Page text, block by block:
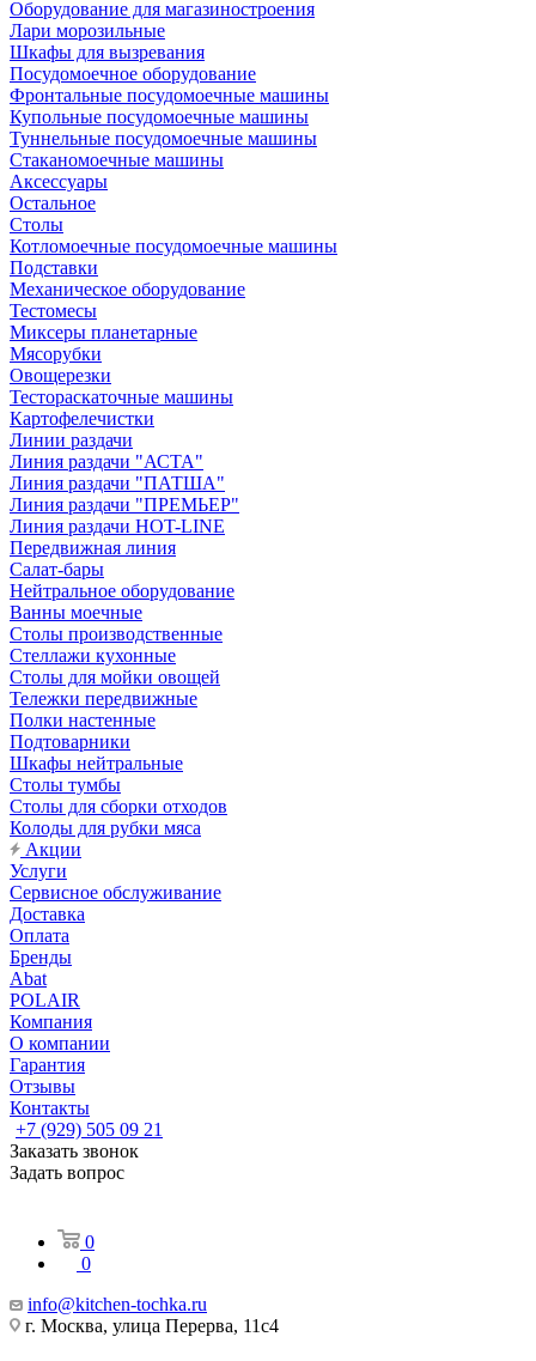
Оборудование для магазиностроения
Лари морозильные
Шкафы для вызревания
Посудомоечное оборудование
Фронтальные посудомоечные машины
Купольные посудомоечные машины
Туннельные посудомоечные машины
Стаканомоечные машины
Аксессуары
Остальное
Столы
Котломоечные посудомоечные машины
Подставки
Механическое оборудование
Тестомесы
Миксеры планетарные
Мясорубки
Овощерезки
Тестораскаточные машины
Картофелечистки
Линии раздачи
Линия раздачи "АСТА"
Линия раздачи "ПАТША"
Линия раздачи "ПРЕМЬЕР"
Линия раздачи HOT-LINE
Передвижная линия
Салат-бары
Нейтральное оборудование
Ванны моечные
Столы производственные
Стеллажи кухонные
Столы для мойки овощей
Тележки передвижные
Полки настенные
Подтоварники
Шкафы нейтральные
Столы тумбы
Столы для сборки отходов
Колоды для рубки мяса
Акции
Услуги
Сервисное обслуживание
Доставка
Оплата
Бренды
Abat
POLAIR
Компания
О компании
Гарантия
Отзывы
Контакты
+7 (929) 505 09 21
Заказать звонок
Задать вопрос
0
0
info@kitchen-tochka.ru
г. Москва, улица Перерва, 11с4